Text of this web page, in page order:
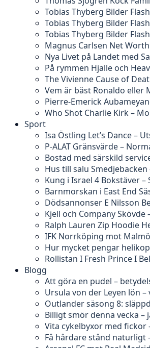
Tobias Thyberg Bilder
Tobias Thyberg Bilder
Tobias Thyberg Bilder
Magnus Carlsen Net
Nya Livet på Landet med
På rymmen Hjalle och
The Vivienne Cause of
Vem är bäst Ronaldo eller
Pierre-Emerick
Who Shot Charlie Kirk –
Sport
Isa Östling Let’s Dance –
P-ALAT Gränsvärde –
Bostad med särskild
Hus till salu
Kung i Israel 4 Bokstäver –
Barnmorskan i East End
Dödsannonser E Nilsson
Kjell och Company
Ralph Lauren Zip Hoodie
IFK Norrköping mot
Hur mycket pengar
Rollistan I Fresh Prince I
Blogg
Att göra en pudel –
Ursula von der Leyen lön
Outlander säsong 8:
Billigt smör denna vecka
Vita cykelbyxor med
Få hårdare stånd naturligt